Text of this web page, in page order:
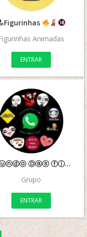
Figurinhas
Animadas
ENTRAR
⚔Ⓜⓤⓝⓓⓞ Ⓓⓐⓢ ⓕⓘⓖⓤⓡⓘⓝⓗⓐⓢ⚔
Grupo
ENTRAR